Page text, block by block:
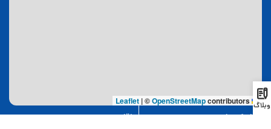
Leaflet
|©OpenStreetMapcontributors
اقامت لینک های مفید
وبلاگ